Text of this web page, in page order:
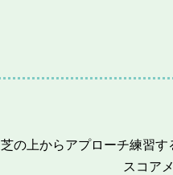
芝の上からアプローチ練習す
スコア